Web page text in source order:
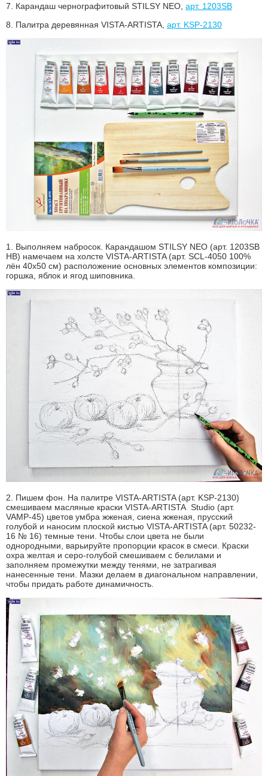
7.
Карандаш чернографитовый STILSY NEO, арт. 1203SB
8.
Палитра деревянная VISTA-ARTISTA, арт. KSP-2130
1. Выполняем набросок. Карандашом STILSY NEO (арт. 1203SB
HB) намечаем на холсте VISTA-ARTISTA (арт. SCL-4050 100%
лён 40х50 см) расположение основных элементов композиции:
горшка, яблок и ягод шиповника.
2. Пишем фон. На палитре VISTA-ARTISTA (арт. KSP-2130)
смешиваем масляные краски VISTA-ARTISTA Studio (арт.
VAMP-45) цветов умбра жженая, сиена жженая, прусский
голубой и наносим плоской кистью VISTA-ARTISTA (арт. 50232-
16 № 16) темные тени. Чтобы слои цвета не были
однородными, варьируйте пропорции красок в смеси. Краски
охра желтая и серо-голубой смешиваем с белилами и
заполняем промежутки между тенями, не затрагивая
нанесенные тени. Мазки делаем в диагональном направлении,
чтобы придать работе динамичность.